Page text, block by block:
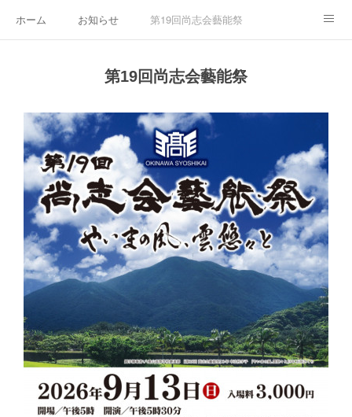
ホーム お知らせ 第19回尚志会藝能祭
第24回沖縄尚志会グラウンドゴルフ大会・総会
第16回藝能祭ダイジェスト
第15回藝能祭ダイジェスト
第19回尚志会藝能祭